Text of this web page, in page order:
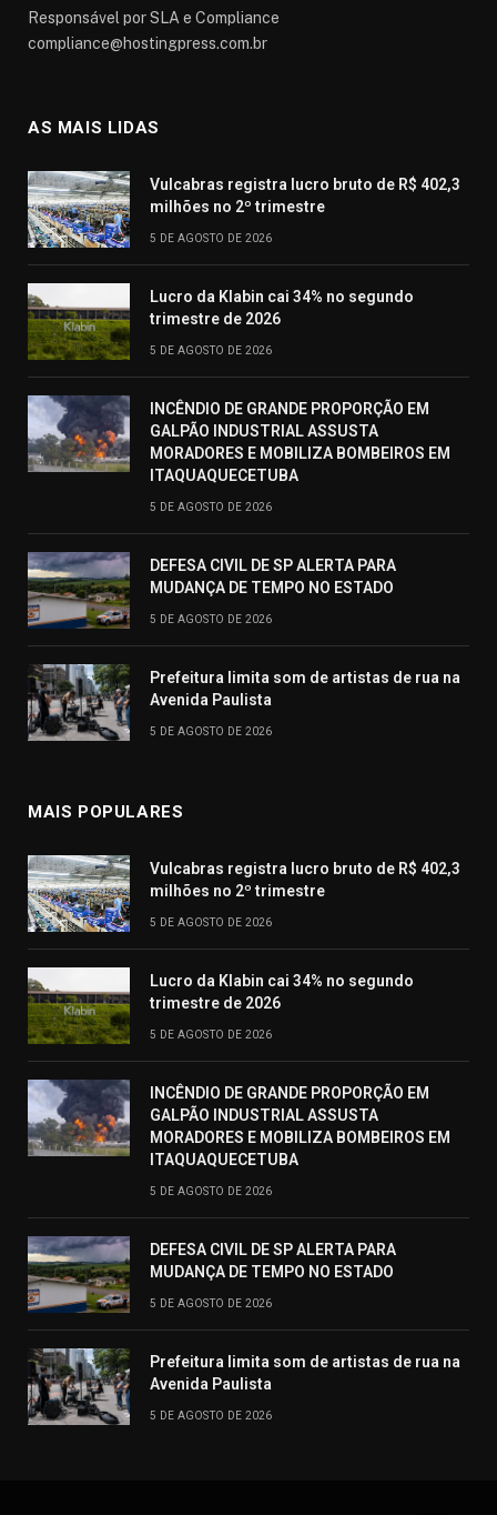
Responsável por SLA e Compliance
compliance@hostingpress.com.br
AS MAIS LIDAS
Vulcabras registra lucro bruto de R$ 402,3
milhões no 2º trimestre
5 DE AGOSTO DE 2026
Lucro da Klabin cai 34% no segundo
trimestre de 2026
5 DE AGOSTO DE 2026
INCÊNDIO DE GRANDE PROPORÇÃO EM
GALPÃO INDUSTRIAL ASSUSTA
MORADORES E MOBILIZA BOMBEIROS EM
ITAQUAQUECETUBA
5 DE AGOSTO DE 2026
DEFESA CIVIL DE SP ALERTA PARA
MUDANÇA DE TEMPO NO ESTADO
5 DE AGOSTO DE 2026
Prefeitura limita som de artistas de rua na
Avenida Paulista
5 DE AGOSTO DE 2026
MAIS POPULARES
Vulcabras registra lucro bruto de R$ 402,3
milhões no 2º trimestre
5 DE AGOSTO DE 2026
Lucro da Klabin cai 34% no segundo
trimestre de 2026
5 DE AGOSTO DE 2026
INCÊNDIO DE GRANDE PROPORÇÃO EM
GALPÃO INDUSTRIAL ASSUSTA
MORADORES E MOBILIZA BOMBEIROS EM
ITAQUAQUECETUBA
5 DE AGOSTO DE 2026
DEFESA CIVIL DE SP ALERTA PARA
MUDANÇA DE TEMPO NO ESTADO
5 DE AGOSTO DE 2026
Prefeitura limita som de artistas de rua na
Avenida Paulista
5 DE AGOSTO DE 2026